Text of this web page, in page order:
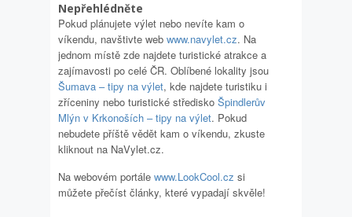
Nepřehlédněte
Pokud plánujete výlet nebo nevíte kam o
víkendu, navštivte web www.navylet.cz. Na
jednom místě zde najdete turistické atrakce a
zajímavosti po celé ČR. Oblíbené lokality jsou
Šumava – tipy na výlet, kde najdete turistiku i
zříceniny nebo turistické středisko Špindlerův
Mlýn v Krkonoších – tipy na výlet. Pokud
nebudete příště vědět kam o víkendu, zkuste
kliknout na NaVylet.cz.
Na webovém portále www.LookCool.cz si
můžete přečíst články, které vypadají skvěle!